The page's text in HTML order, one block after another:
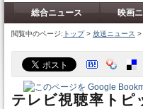
総合ニュース 映画
閲覧中のページ: トップ> 放送ニュース >
テレビ視聴率トピ